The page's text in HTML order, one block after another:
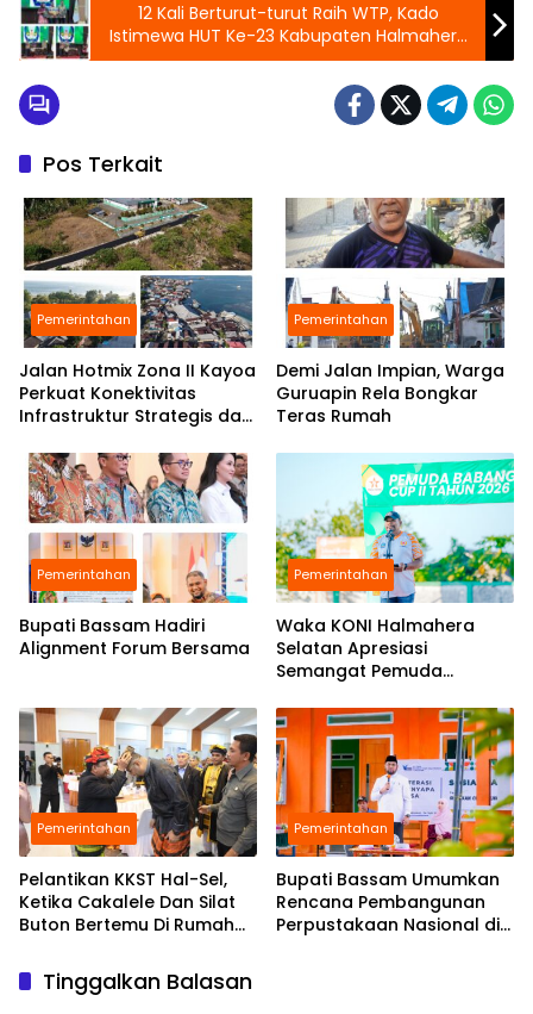
12 Kali Berturut-turut Raih WTP, Kado
Istimewa HUT Ke-23 Kabupaten Halmahera
Selatan
Pos Terkait
Pemerintahan
Jalan Hotmix Zona II Kayoa
Perkuat Konektivitas
Infrastruktur Strategis dan
Pemerintahan
Demi Jalan Impian, Warga
Guruapin Rela Bongkar
Teras Rumah
Pemerintahan
Bupati Bassam Hadiri
Alignment Forum Bersama
Pemerintahan
Waka KONI Halmahera
Selatan Apresiasi
Semangat Pemuda
Sepak Bola di Tengah
Efisiensi Anggaran
Pemerintahan
Pelantikan KKST Hal-Sel,
Ketika Cakalele Dan Silat
Buton Bertemu Di Rumah
Pemerintahan
Bupati Bassam Umumkan
Rencana Pembangunan
Perpustakaan Nasional di
Tinggalkan Balasan